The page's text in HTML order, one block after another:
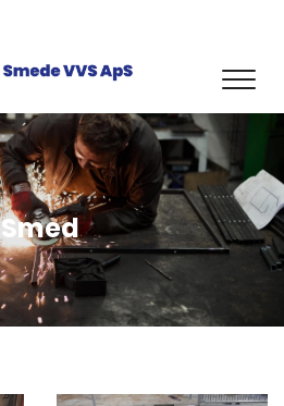
Smed